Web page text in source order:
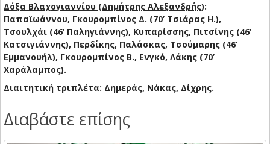
Δόξα Βλαχογιαννίου (Δημήτρης Αλεξανδρής):
Παπαϊωάννου, Γκουρομπίνος Δ. (70’ Τσιάρας Η.),
Τσουλχάι (46’ Παληγιάννης), Κυπαρίσσης, Πιτσίνης (46’
Κατσιγιάννης), Περδίκης, Παλάσκας, Τσούμαρης (46’
Εμμανουήλ), Γκουρομπίνος Β., Ενγκό, Λάκης (70’
Χαράλαμπος).
Διαιτητική τριπλέτα: Δημεράς, Νάκας, Δίχρης.
Διαβάστε επίσης